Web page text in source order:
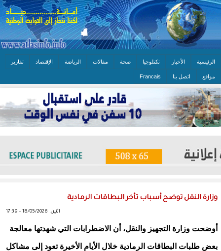
الرئيسية الأخبار تكنلوجيا صحة مقالات الرياضة الإقتصاد تقارير
مواقع اتصل بنا Francais
وزارة النقل توضح أسباب تأخر البطاقات الرمادية
اثنين, 18/05/2026 - 17:39
أوضحت وزارة التجهيز والنقل، أن الاضطرابات التي شهدتها معالجة
بعض طلبات البطاقات الرمادية خلال الأيام الأخيرة تعود إلى مشاكل